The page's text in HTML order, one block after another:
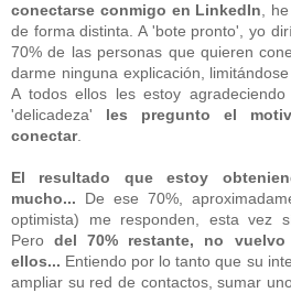
conectarse conmigo en LinkedIn,
de forma distinta. A 'bote pronto', yo
70% de las personas que quieren
darme ninguna explicación,
A todos ellos les estoy
'delicadeza' les pregunto el
conectar.
El resultado que estoy
mucho... De ese 70%,
optimista) me responden, esta vez
Perodel 70% restante, no
ellos... Entiendo por lo tanto que su
ampliar su red de contactos, sumar